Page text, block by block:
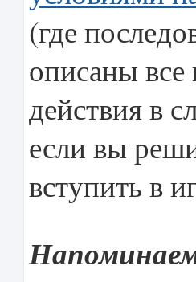
(где
описаны
действия в
если вы
вступить в